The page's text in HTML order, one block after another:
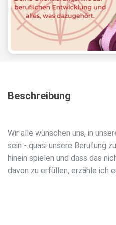
Beschreibung
Wir alle wünschen uns, in
sein - quasi unsere Berufung
hinein spielen und dass das
davon zu erfüllen, erzähle ich